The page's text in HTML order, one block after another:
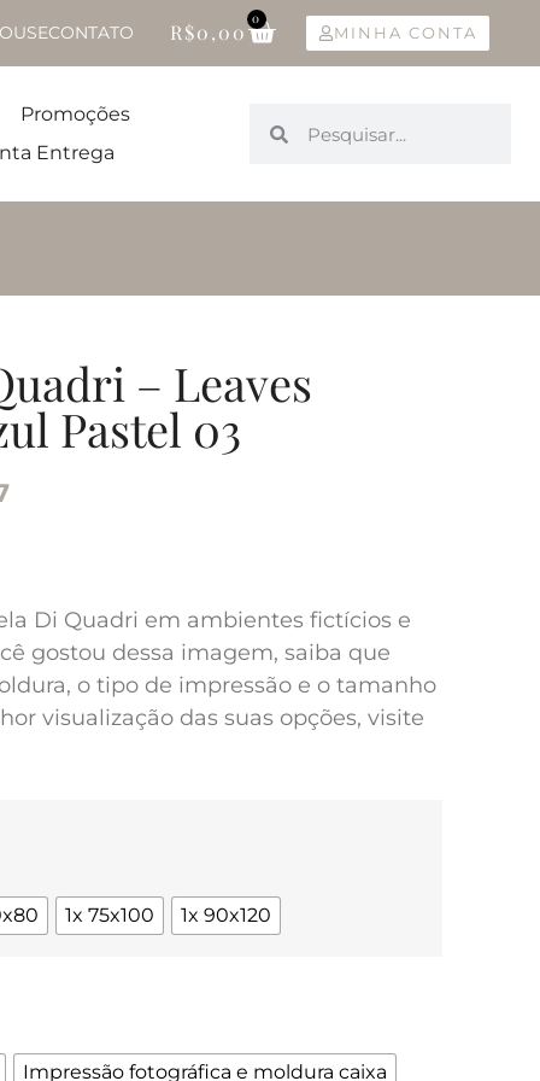
CONTATO R$0,00
0
MINHA CONTA
Promoções
Entrega
– Leaves
Pastel 03
Di Quadri em ambientes fictícios e
gostou dessa imagem, saiba que
o tipo de impressão e o tamanho
visualização das suas opções, visite
1x 75x100 1x 90x120
Impressão fotográfica e moldura caixa